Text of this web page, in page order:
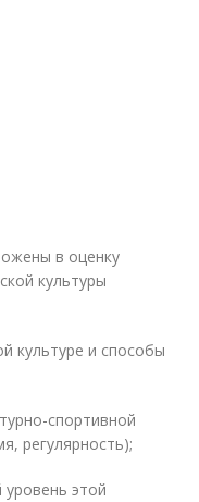
в оценку
культуры
культуре и способы
спортивной
регулярность);
уровень этой